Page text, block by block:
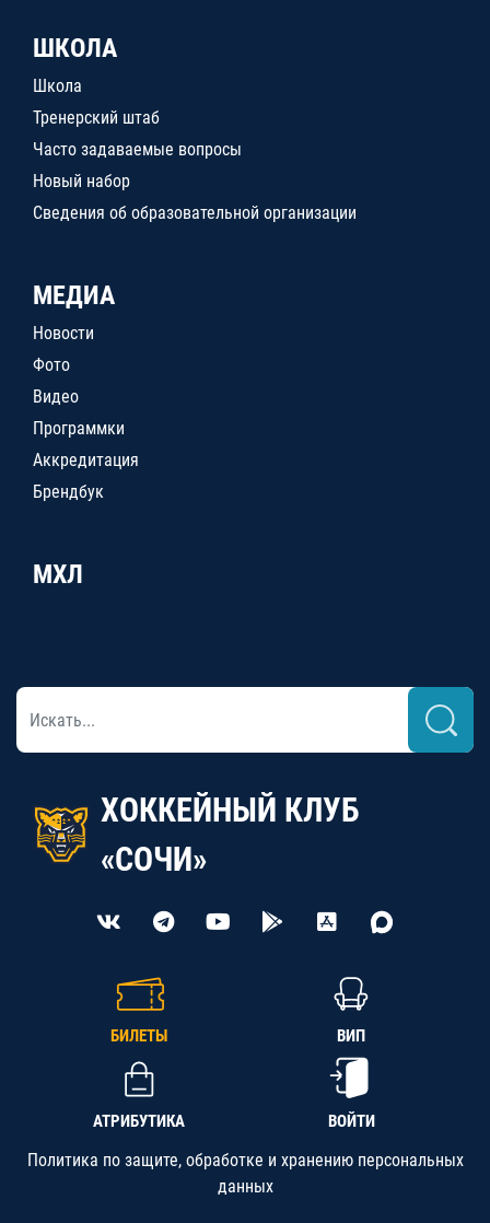
ШКОЛА
Школа
Тренерский штаб
Часто задаваемые вопросы
Новый набор
Сведения об образовательной организации
МЕДИА
Новости
Фото
Видео
Программки
Аккредитация
Брендбук
МХЛ
ХОККЕЙНЫЙ КЛУБ
«СОЧИ»
БИЛЕТЫ ВИП
АТРИБУТИКА ВОЙТИ
Политика по защите, обработке и хранению персональных
данных